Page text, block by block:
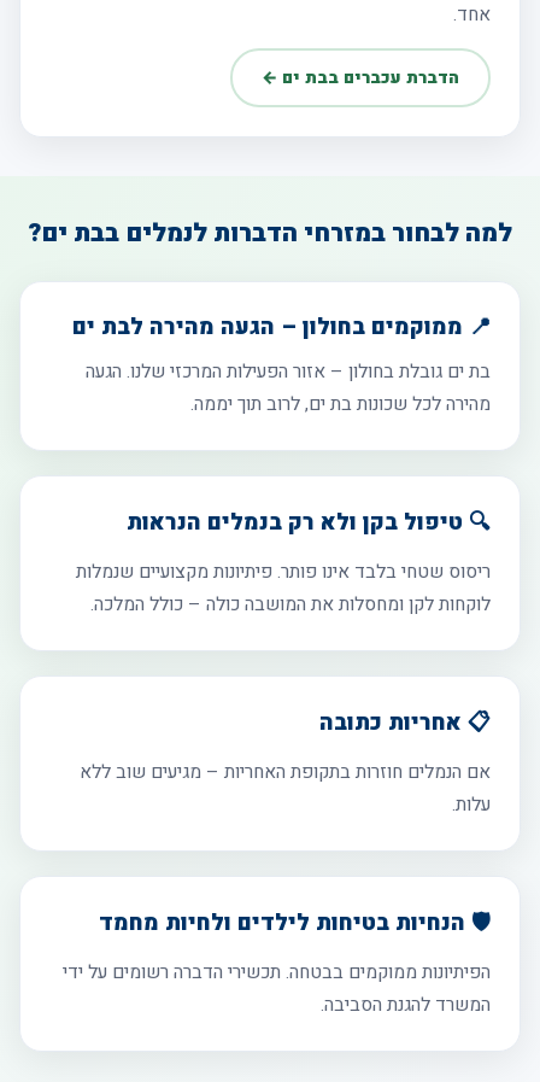
אחד.
הדברת עכברים בבת ים ←
למה לבחור במזרחי הדברות לנמלים בבת ים?
📍 ממוקמים בחולון – הגעה מהירה לבת ים
בת ים גובלת בחולון – אזור הפעילות המרכזי שלנו. הגעה
מהירה לכל שכונות בת ים, לרוב תוך יממה.
🔍 טיפול בקן ולא רק בנמלים הנראות
ריסוס שטחי בלבד אינו פותר. פיתיונות מקצועיים שנמלות
לוקחות לקן ומחסלות את המושבה כולה – כולל המלכה.
📋 אחריות כתובה
אם הנמלים חוזרות בתקופת האחריות – מגיעים שוב ללא
עלות.
🛡️ הנחיות בטיחות לילדים ולחיות מחמד
הפיתיונות ממוקמים בבטחה. תכשירי הדברה רשומים על ידי
המשרד להגנת הסביבה.